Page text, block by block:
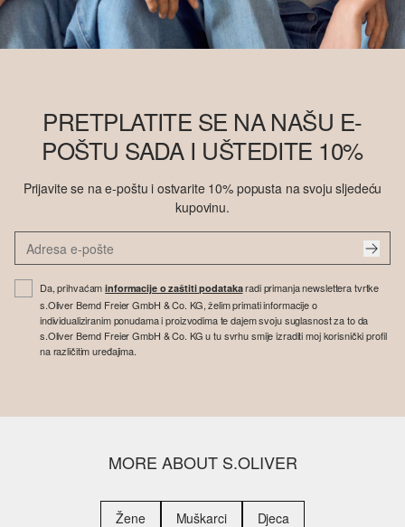
PRETPLATITE SE NA NAŠU E-
POŠTU SADA I UŠTEDITE 10%
Prijavite se na e-poštu i ostvarite 10% popusta na svoju sljedeću
kupovinu.
Da, prihvaćaminformacije o zaštiti podatakaradi primanja newslettera tvrtke
s.Oliver Bernd Freier GmbH & Co. KG, želim primati informacije o
individualiziranim ponudama i proizvodima te dajem svoju suglasnost za to da
s.Oliver Bernd Freier GmbH & Co. KG u tu svrhu smije izraditi moj korisnički profil
na različitim uređajima.
MORE ABOUT S.OLIVER
Žene Muškarci Djeca